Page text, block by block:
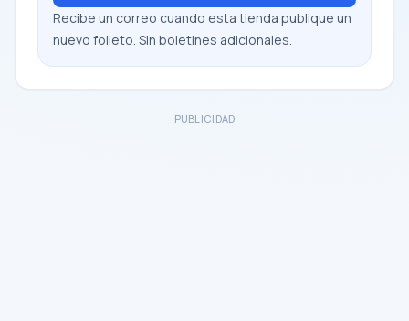
Recibe un correo cuando esta tienda publique un
nuevo folleto. Sin boletines adicionales.
PUBLICIDAD